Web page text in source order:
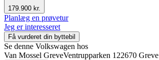
179.900 kr.
Planlæg en prøvetur
Jeg er interesseret
Få vurderet din byttebil
Se denne Volkswagen hos
Van Mossel GreveVentrupparken 122670 Greve